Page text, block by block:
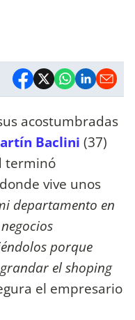
acostumbradas
Baclini (37)
terminó
vive unos
departamento en
porque
el shoping
el empresario